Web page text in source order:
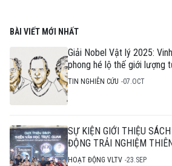
BÀI VIẾT MỚI NHẤT
Giải Nobel Vật lý 2025:
phong hé lộ thế giới lượng
TIN NGHIÊN CỨU 07.OCT
SỰ KIỆN GIỚI THIỆU
ĐỘNG TRẢI NGHIỆM
HOẠT ĐỘNG VLTV 23.SEP